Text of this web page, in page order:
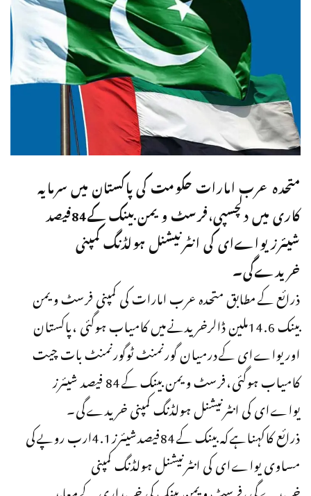
متحدہ عرب امارات حکومت کی پاکستان میں سرمایہ
کاری میں دلچسپی،فرسٹ ویمن بینک کے84فیصد
شیئرزیواےای کی انٹرنیشنل ہولڈنگ کمپنی
خریدےگی۔
ذرائع کےمطابق متحدہ عرب امارات کی کمپنی فرسٹ ویمن
بینک 14.6ملین ڈالرخریدنےمیں کامیاب ہوگئی ،پاکستان
اوریواےای کےدرمیان گورنمنٹ ٹوگورنمنٹ بات چیت
کامیاب ہوگئی،فرسٹ ویمن بینک کے84 فیصد شیئرز
یواےای کی انٹرنیشنل ہولڈنگ کمپنی خریدےگی۔
ذرائع کاکہناہےکہ بینک کے84فیصدشیئرز4.1ارب روپےکی
مساوی یواےای کی انٹرنیشنل ہولڈنگ کمپنی